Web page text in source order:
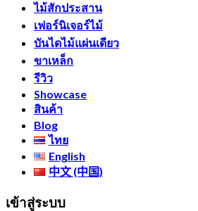
ไม้สักประสาน
เฟอร์นิเจอร์ไม้
บันไดไม้แผ่นเดียว
ขาเหล็ก
รีวิว
Showcase
สินค้า
Blog
ไทย
English
中文 (中国)
เข้าสู่ระบบ